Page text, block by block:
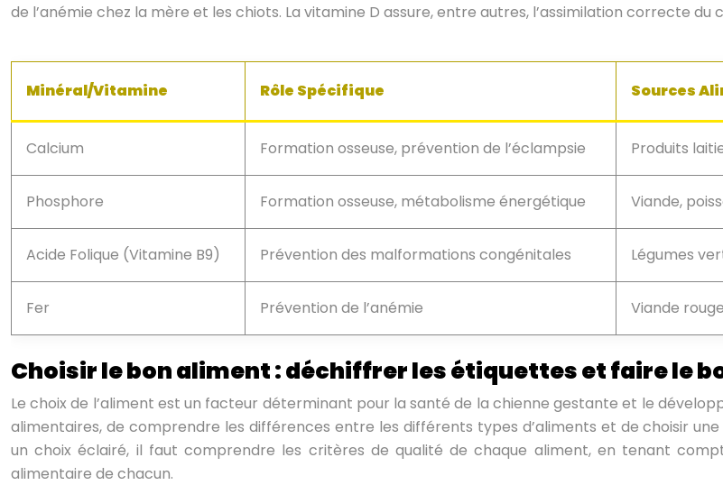
de l’anémie chez la mère et les chiots. La vitamine D assure, entre autres, l’assimilation correcte du
Minéral/Vitamine Rôle Spécifique Sources
Calcium Formation osseuse, prévention de l’éclampsie Produits
Phosphore Formation osseuse, métabolisme énergétique Viande,
Acide Folique (Vitamine B9) Prévention des malformations congénitales Légumes
Fer Prévention de l’anémie Viande
Choisir le bon aliment : déchiffrer les étiquettes et faire le
Le choix de l’aliment est un facteur déterminant pour la santé de la chienne gestante et le
alimentaires, de comprendre les différences entre les différents types d’aliments et de choisir
un choix éclairé, il faut comprendre les critères de qualité de chaque aliment, en tenant
alimentaire de chacun.